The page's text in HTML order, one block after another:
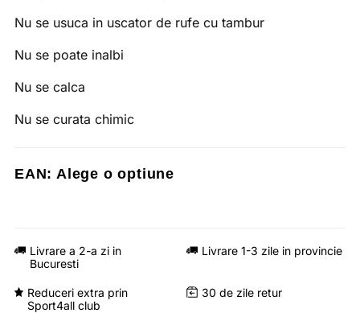
Nu se usuca in uscator de rufe cu tambur
Nu se poate inalbi
Nu se calca
Nu se curata chimic
EAN: Alege o optiune
Livrare a 2-a zi in
Bucuresti
Livrare 1-3 zile in provincie
Reduceri extra prin
Sport4all club
30 de zile retur